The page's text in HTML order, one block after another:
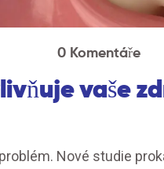
0 Komentáře
vaše
Nové studie